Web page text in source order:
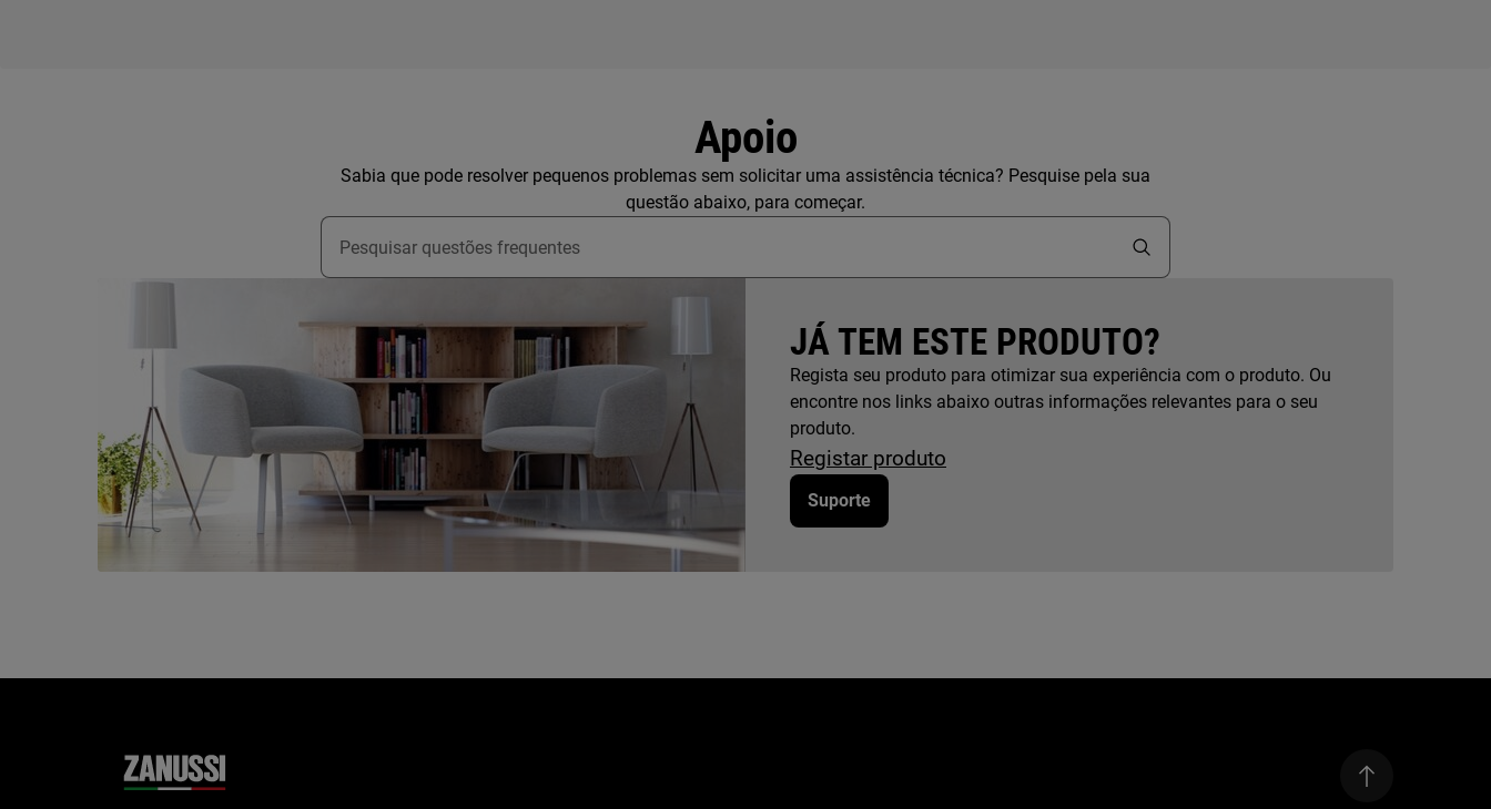
Apoio
Sabia que pode resolver pequenos problemas sem solicitar uma assistência técnica? Pesquise pela sua
questão abaixo, para começar.
Type to search for support articles
JÁ TEM ESTE PRODUTO?
Regista seu produto para otimizar sua experiência com o produto. Ou
encontre nos links abaixo outras informações relevantes para o seu
produto.
Registar produto
Suporte